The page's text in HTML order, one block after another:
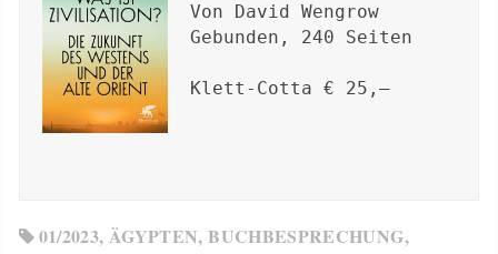
Von David Wengrow
Gebunden, 240 Seiten
Klett-Cotta € 25,–
01/2023, ÄGYPTEN,BUCHBESPRECHUNG,